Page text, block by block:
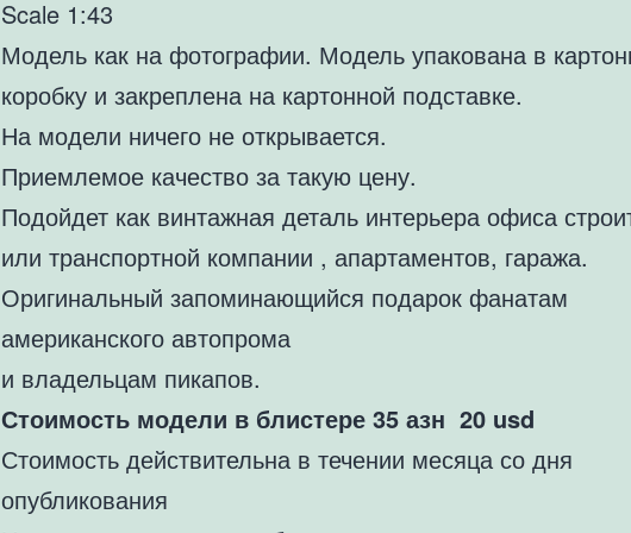
Scale 1:43
Модель как на фотографии. Модель упакована в
коробку и закреплена на картонной подставке.
На модели ничего не открывается.
Приемлемое качество за такую цену.
Подойдет как винтажная деталь интерьера офиса
или транспортной компании , апартаментов, гаража.
Оригинальный запоминающийся подарок фанатам
американского автопрома
и владельцам пикапов.
Стоимость модели в блистере 35 азн 20 usd
Стоимость действительна в течении месяца со дня
опубликования